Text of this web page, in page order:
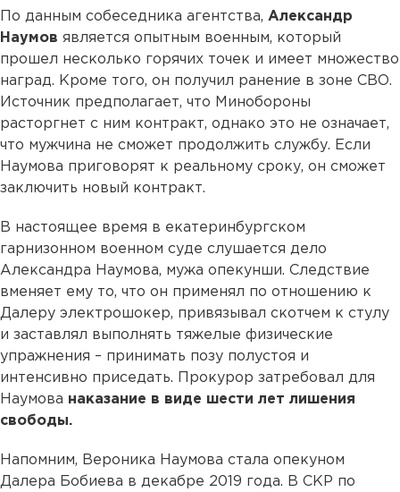
По данным собеседника агентства, Александр
Наумов является опытным военным, который
прошел несколько горячих точек и имеет множество
наград. Кроме того, он получил ранение в зоне СВО.
Источник предполагает, что Минобороны
расторгнет с ним контракт, однако это не означает,
что мужчина не сможет продолжить службу. Если
Наумова приговорят к реальному сроку, он сможет
заключить новый контракт.
В настоящее время в екатеринбургском
гарнизонном военном суде слушается дело
Александра Наумова, мужа опекунши. Следствие
вменяет ему то, что он применял по отношению к
Далеру электрошокер, привязывал скотчем к стулу
и заставлял выполнять тяжелые физические
упражнения – принимать позу полустоя и
интенсивно приседать. Прокурор затребовал для
Наумова наказание в виде шести лет лишения
свободы.
Напомним, Вероника Наумова стала опекуном
Далера Бобиева в декабре 2019 года. В СКР по